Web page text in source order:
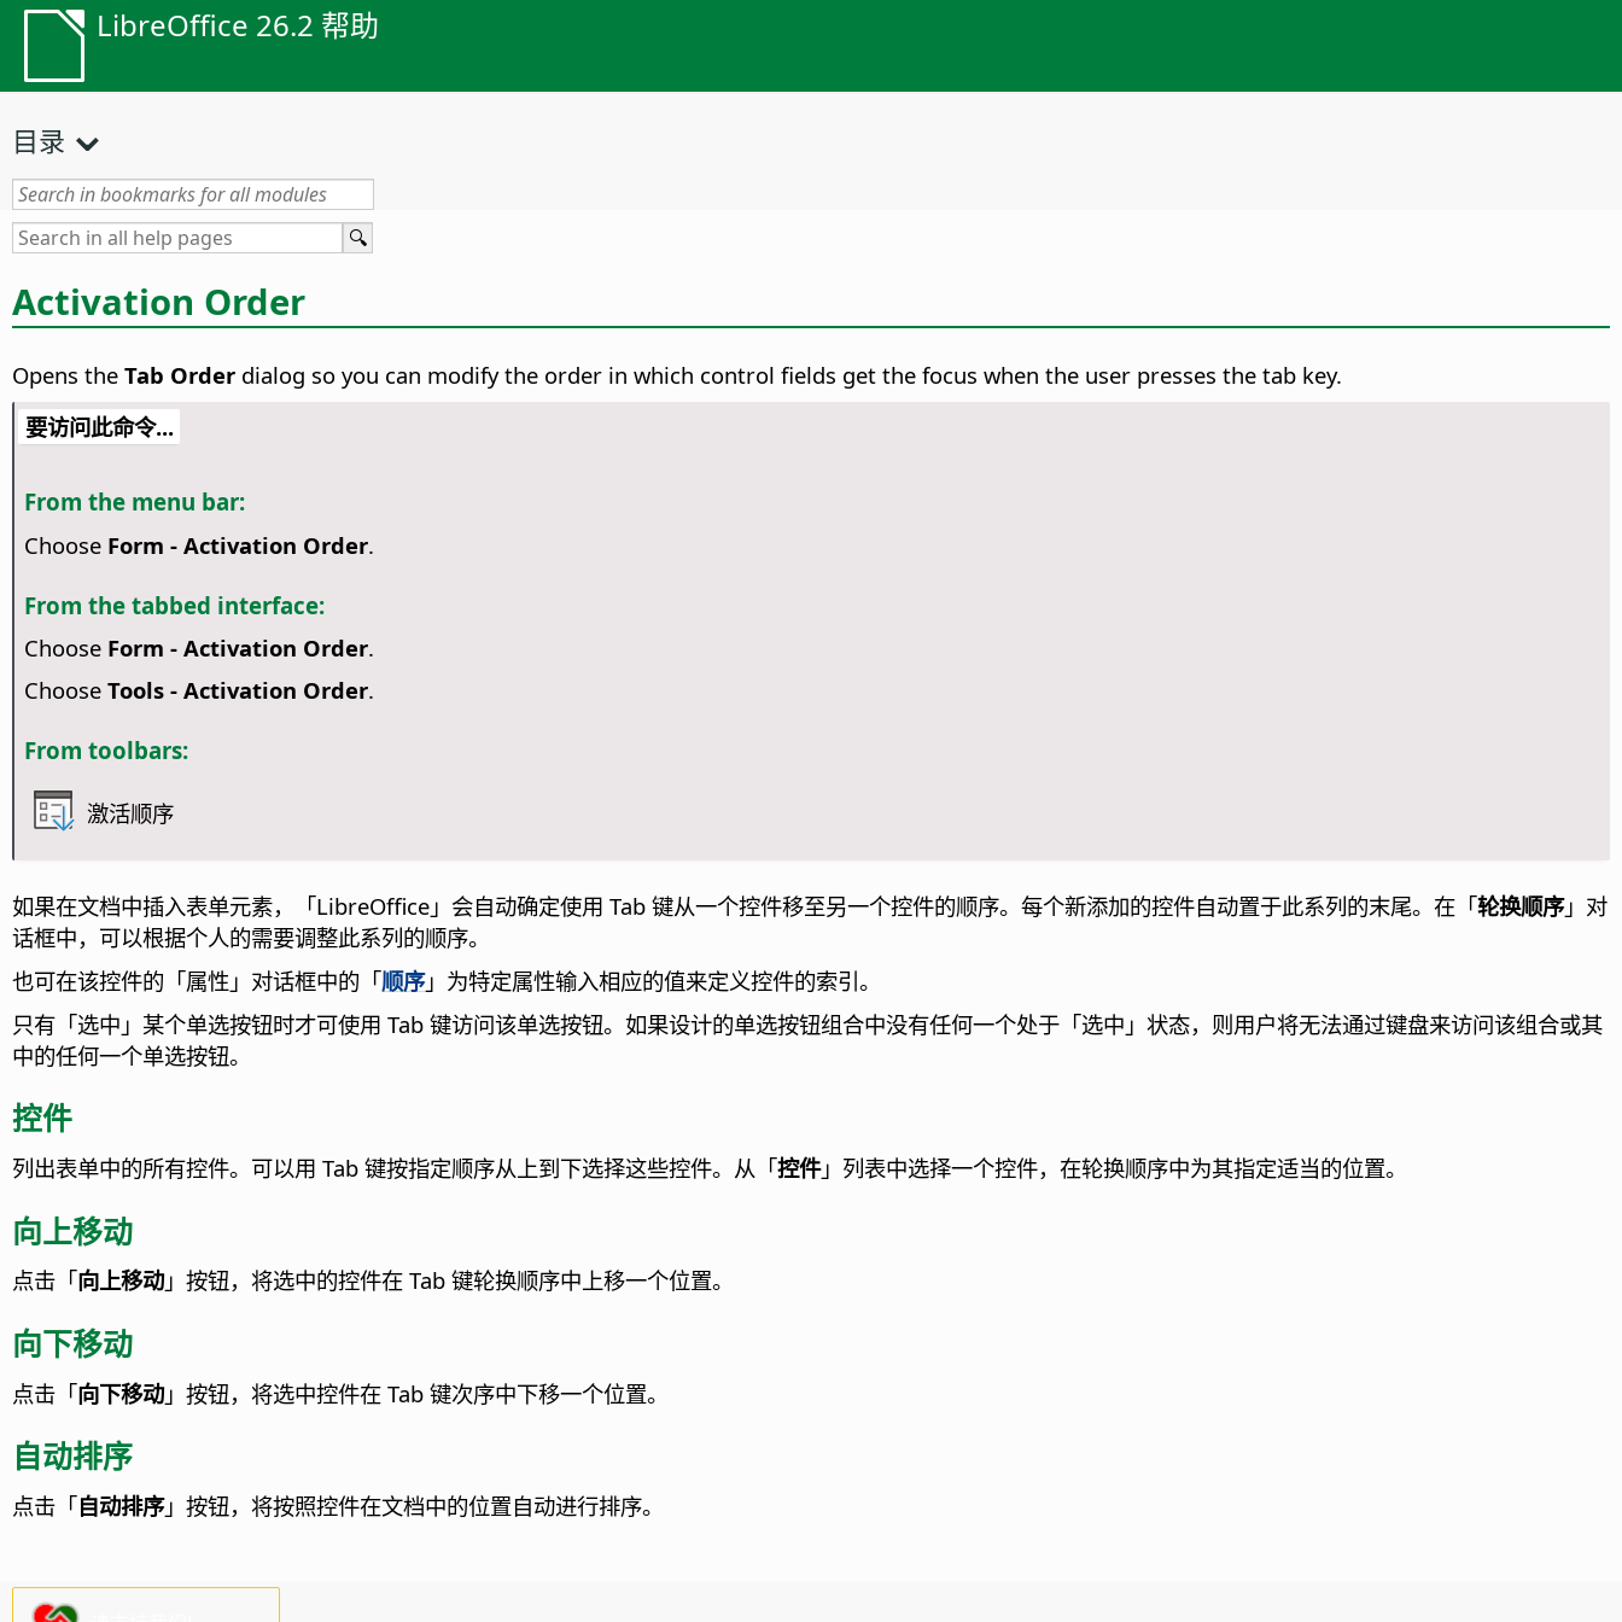
LibreOffice 26.2 帮助
目录
Activation Order
Opens the Tab Order dialog so you can modify the order in which control fields get the focus when the user presses the tab key.
要访问此命令...
From the menu bar:
Choose Form - Activation Order.
From the tabbed interface:
Choose Form - Activation Order.
Choose Tools - Activation Order.
From toolbars:
激活顺序
如果在文档中插入表单元素，「LibreOffice 」会自动确定使用 Tab 键从一个控件移至另一个控件的顺序。每个新添加的控件自动置于此系列的末尾。在「轮换顺序」对
话框中，可以根据个人的需要调整此系列的顺序。
也可在该控件的「属性」对话框中的「顺序」为特定属性输入相应的值来定义控件的索引。
只有「选中」某个单选按钮时才可使用 Tab 键访问该单选按钮。如果设计的单选按钮组合中没有任何一个处于「选中」状态，则用户将无法通过键盘来访问该组合或其
中的任何一个单选按钮。
控件
列出表单中的所有控件。可以用 Tab 键按指定顺序从上到下选择这些控件。 从「控件」列表中选择一个控件，在轮换顺序中为其指定适当的位置。
向上移动
点击「向上移动」按钮，将选中的控件在 Tab 键轮换顺序中上移一个位置。
向下移动
点击「向下移动」按钮，将选中控件在 Tab 键次序中下移一个位置。
自动排序
点击「自动排序」按钮，将按照控件在文档中的位置自动进行排序。